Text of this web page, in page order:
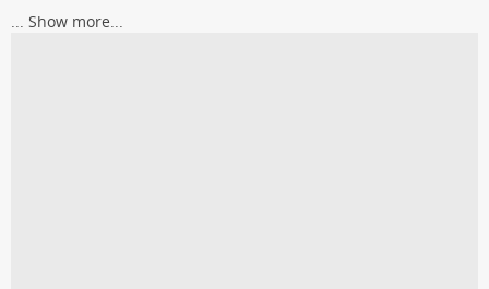
... Show more...